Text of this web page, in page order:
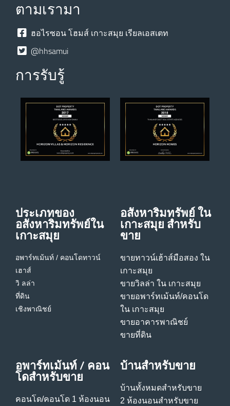
ตามเรามา
ฮอไรซอน โฮมส์ เกาะสมุย เรียลเอสเตท
@hhsamui
การรับรู้
ประเภทของ
อสังหาริมทรัพย์ใน
เกาะสมุย
อพาร์ทเม้นท์ / คอนโดทาวน์
เฮาส์
วิ ลล่า
ที่ดิน
เชิงพาณิชย์
อสังหาริมทรัพย์ ใน
เกาะสมุย สําหรับ
ขาย
ขายทาวน์เฮ้าส์มือสอง ใน
เกาะสมุย
ขายวิลล่า ใน เกาะสมุย
ขายอพาร์ทเม้นท์/คอนโด
ใน เกาะสมุย
ขายอาคารพาณิชย์
ขายที่ดิน
อพาร์ทเม้นท์ / คอน
โดสําหรับขาย
คอนโด/คอนโด 1 ห้องนอน
บ้านสําหรับขาย
บ้านทั้งหมดสําหรับขาย
2 ห้องนอนสําหรับขาย